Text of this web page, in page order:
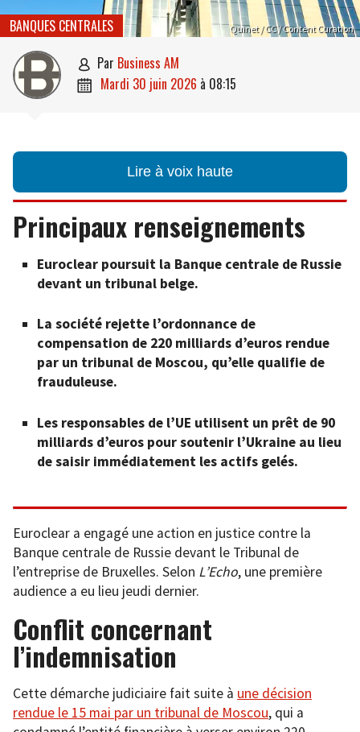
Quinet / CC / Content Curation
BANQUES CENTRALES
 par Business AM
 mardi 30 juin 2026 à 08:15
Lire à voix haute
Principaux renseignements
Euroclear poursuit la Banque centrale de Russie
devant un tribunal belge.
La société rejette l’ordonnance de
compensation de 220 milliards d’euros rendue
par un tribunal de Moscou, qu’elle qualifie de
frauduleuse.
Les responsables de l’UE utilisent un prêt de 90
milliards d’euros pour soutenir l’Ukraine au lieu
de saisir immédiatement les actifs gelés.
Euroclear a engagé une action en justice contre la
Banque centrale de Russie devant le Tribunal de
l’entreprise de Bruxelles. Selon L’Echo, une première
audience a eu lieu jeudi dernier.
Conflit concernant
l’indemnisation
Cette démarche judiciaire fait suite à une décision
rendue le 15 mai par un tribunal de Moscou, qui a